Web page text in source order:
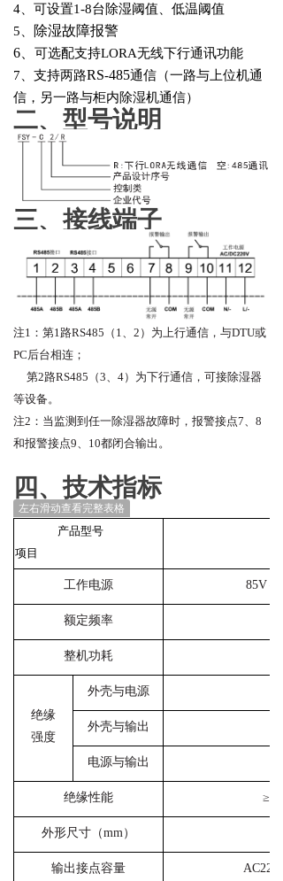
4、可设置1-8台除湿阈值、低温阈值
5、
除湿故障报警
6、 可选配支持LORA无线下行通讯功能
7、支持两路RS-485通信（一路与上位机通
信，另一路与柜内除湿机通信）
二、型号说明
三、接线端子
注1：第1路RS485（1、2）为上行通信，与DTU或
PC后台相连；
第2路RS485（3、4）为下行通信，可接除湿器
等设备。
注2：当监测到任一除湿器故障时，报警接点7、8
和报警接点9、10都闭合输出。
四、技术指标
左右滑动查看完整表格
产品型号
项目
工作电源 85V～
额定频率
整机功耗
绝缘
强度
外壳与电源
外壳与输出
电源与输出
绝缘性能
外形尺寸（mm）
输出接点容量